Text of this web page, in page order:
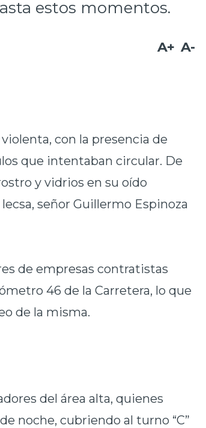
estos momentos.
A+ A-
con la presencia de
que intentaban circular. De
y vidrios en su oído
señor Guillermo Espinoza
de empresas contratistas
46 de la Carretera, lo que
de la misma.
del área alta, quienes
noche, cubriendo al turno “C”